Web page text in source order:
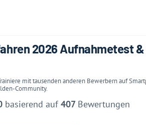
2026 Aufnahmetest
mit tausenden anderen Bewerbern auf
Community.
basierend auf 407 Bewertungen